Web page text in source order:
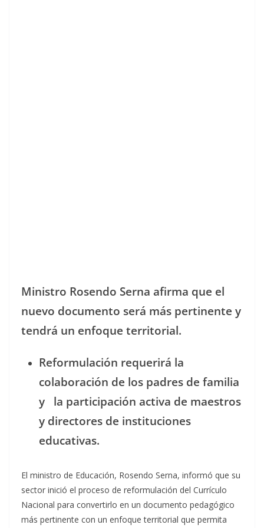
Ministro Rosendo Serna afirma que el
nuevo documento será más pertinente y
tendrá un enfoque territorial.
Reformulación requerirá la
colaboración de los padres de familia
y la participación activa de maestros
y directores de instituciones
educativas.
El ministro de Educación, Rosendo Serna, informó que su
sector inició el proceso de reformulación del Currículo
Nacional para convertirlo en un documento pedagógico
más pertinente con un enfoque territorial que permita